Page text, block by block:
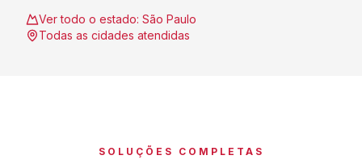
Ver todo o estado: São Paulo
Todas as cidades atendidas
SOLUÇÕES COMPLETAS